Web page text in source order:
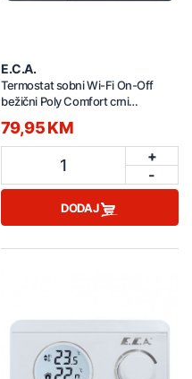
E.C.A.
Termostat sobni Wi-Fi On-Off
bežični Poly Comfort crni
7006903007
79,95 KM
1
+
-
DODAJ